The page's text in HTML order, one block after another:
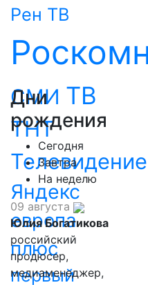
Рен ТВ
СМИ ТВ
ТНТ
Телевидение
Яндекс
европа
плюс
первый
Дни
рождения
Сегодня
Завтра
На неделю
09 августа
Юлия Богатикова
российский
продюсер,
медиаменеджер,